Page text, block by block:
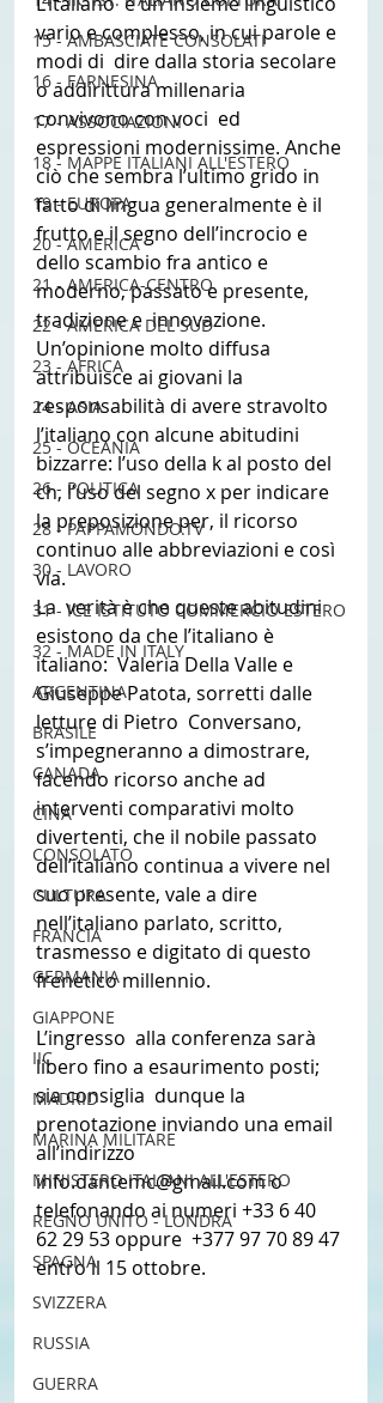
15 - AMBASCIATE CONSOLATI
16 - FARNESINA
17 - ASSOCIAZIONI
18 - MAPPE ITALIANI ALL'ESTERO
19 - EUROPA
20 - AMERICA
21 - AMERICA-CENTRO
22 - AMERICA DEL SUD
23 - AFRICA
24 - ASIA
25 - OCEANIA
26 - POLITICA
28 - PAPPAMONDO.TV
30 - LAVORO
31 - ICE ISTITUTO COMMERCIO ESTERO
32 - MADE IN ITALY
ARGENTINA
BRASILE
CANADA
CINA
CONSOLATO
CULTURA
FRANCIA
GERMANIA
GIAPPONE
IIC
MADRID
MARINA MILITARE
MINISTERO ITALIANI ALL'ESTERO
REGNO UNITO - LONDRA
SPAGNA
SVIZZERA
RUSSIA
GUERRA
vario e complesso, in cui parole e
modi di  dire dalla storia secolare
o addirittura millenaria
convivono con voci  ed
espressioni modernissime. Anche
ciò che sembra l’ultimo grido in
fatto di lingua generalmente è il
frutto e il segno dell’incrocio e
dello scambio fra antico e
moderno, passato e presente,
tradizione e  innovazione.
Un’opinione molto diffusa
attribuisce ai giovani la
responsabilità di avere stravolto
l’italiano con alcune abitudini
bizzarre: l’uso della k al posto del
ch, l’uso del segno x per indicare
la preposizione per, il ricorso
continuo alle abbreviazioni e così
via.
La  verità è che queste abitudini
esistono da che l’italiano è
italiano:  Valeria Della Valle e
Giuseppe Patota, sorretti dalle
letture di Pietro  Conversano,
s’impegneranno a dimostrare,
facendo ricorso anche ad
interventi comparativi molto
divertenti, che il nobile passato
dell’italiano continua a vivere nel
suo presente, vale a dire
nell’italiano parlato, scritto,
trasmesso e digitato di questo
frenetico millennio.
L’ingresso  alla conferenza sarà
libero fino a esaurimento posti;
sia consiglia  dunque la
prenotazione inviando una email
all’indirizzo
info.dantemc@gmail.com o
telefonando ai numeri +33 6 40
62 29 53 oppure  +377 97 70 89 47
entro il 15 ottobre.